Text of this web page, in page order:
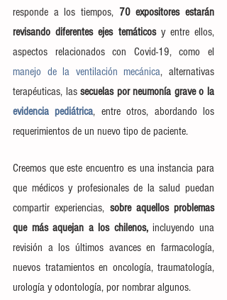
responde a los tiempos, 70 expositores estarán
revisando diferentes ejes temáticos y entre ellos,
manejo de la ventilación mecánica, alternativas
terapéuticas, las
evidencia pediátrica, entre otros, abordando los
requerimientos de un nuevo tipo de paciente.
Creemos que este encuentro es una instancia para
que médicos y profesionales de la salud puedan
compartir experiencias, sobre aquellos problemas
que más aquejan a los chilenos, incluyendo una
revisión a los últimos avances en farmacología,
nuevos tratamientos en oncología, traumatología,
urología y odontología, por nombrar algunos.